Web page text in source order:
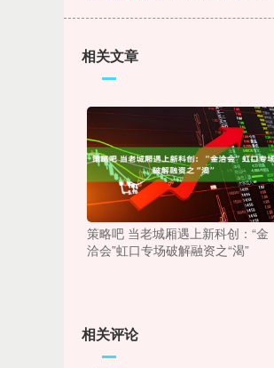
相关文章
策略吧 当老城厢遇上新科创：“金
洽会”虹口专场破解融资之“渴”
相关评论